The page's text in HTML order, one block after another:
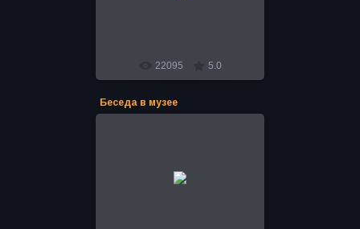
22095 5.0
Беседа в музее
Полякова "Тайны Сибири 2011-14"
был найден древний артефакт.